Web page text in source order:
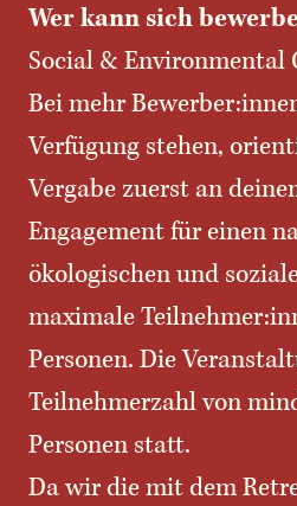
Wer kann sich
Social & Environmental
Bei mehr
Verfügung stehen,
Vergabe zuerst an
Engagement für einen
ökologischen und
maximale
Personen. Die
Teilnehmerzahl von
Personen statt.
Da wir die mit dem